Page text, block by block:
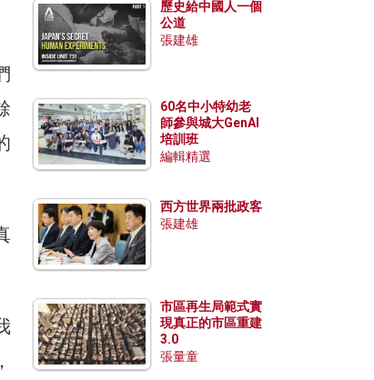
歷史給中國人一個
公道
張建雄
60名中小特幼老
師參與城大GenAI
培訓班
編輯精選
西方世界兩批政客
張建雄
市區再生局範式實
現真正的市區重建
3.0
張量童